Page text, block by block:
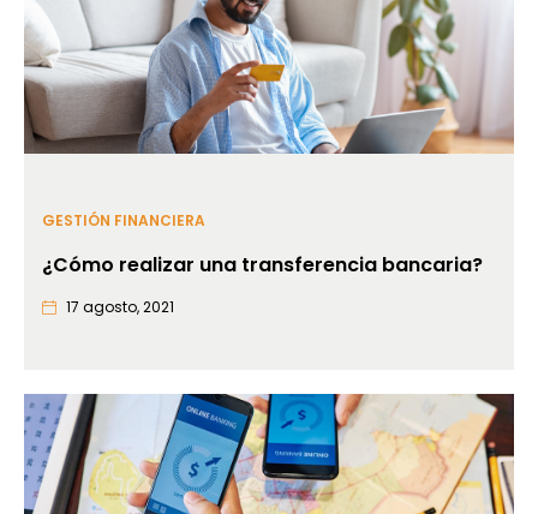
GESTIÓN FINANCIERA
¿Cómo realizar una transferencia bancaria?
17 agosto, 2021